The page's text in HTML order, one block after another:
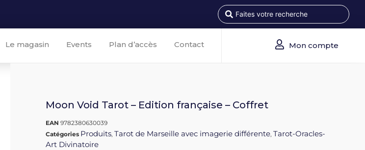
Le magasin Events Plan d’accès Contact Mon compte
Moon Void Tarot – Edition française – Coffret
EAN9782380630039
Catégories Produits,Tarot de Marseille avec imagerie différente,Tarot-Oracles-
Art Divinatoire